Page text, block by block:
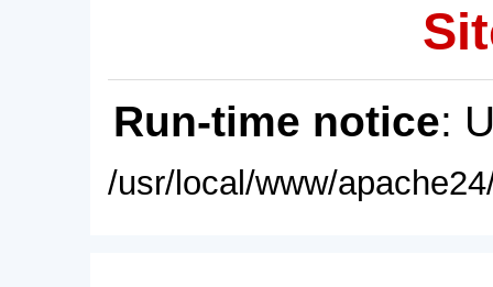
Run-time notice:
/usr/local/www/